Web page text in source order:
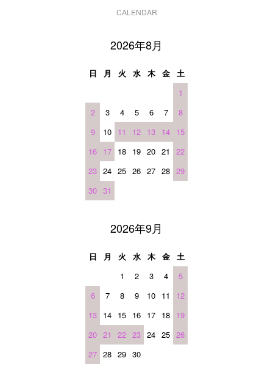
CALENDAR
2026年8月
日 月 火 水 木 金
土
1
2
3 4 5 6 7
8
9
10 11 12 13 14 15
16 17 18 19 20 21
22
23 24 25 26 27 28 29
30 31
2026年9月
日 月 火 水 木 金
土
1
2 3 4
5
6
7 8 9 10 11
12
13 14 15 16 17 18 19
20 21 22 23 24 25 26
27 28 29 30